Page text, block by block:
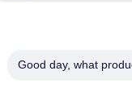
लोकप्रिय
Good day, what